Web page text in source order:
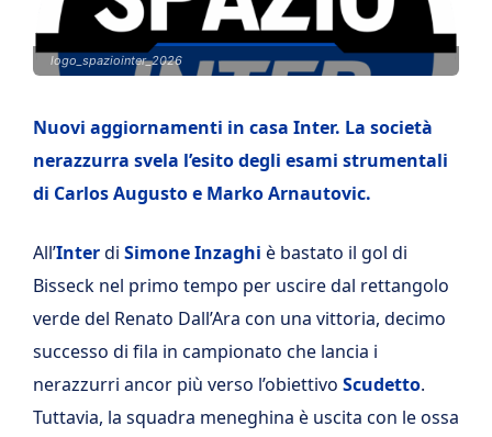
logo_spaziointer_2026
Nuovi aggiornamenti in casa Inter. La società
nerazzurra svela l’esito degli esami strumentali
di Carlos Augusto e Marko Arnautovic.
All’Interdi Simone Inzaghi è bastato il gol di
Bisseck nel primo tempo per uscire dal rettangolo
verde del Renato Dall’Ara con una vittoria, decimo
successo di fila in campionato che lancia i
nerazzurri ancor più verso l’obiettivo Scudetto.
Tuttavia, la squadra meneghina è uscita con le ossa